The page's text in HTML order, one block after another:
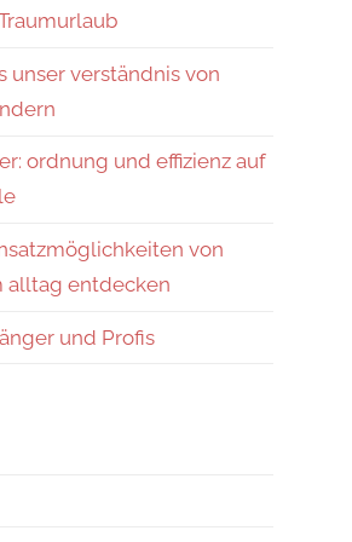
unser verständnis von
ordnung und effizienz auf
von
alltag entdecken
und Profis